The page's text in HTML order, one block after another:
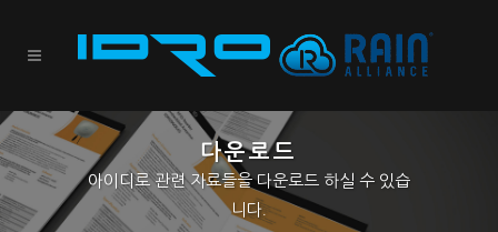
다운로드
아이디로 관련 자료들을 다운로드 하실 수 있습
니다.